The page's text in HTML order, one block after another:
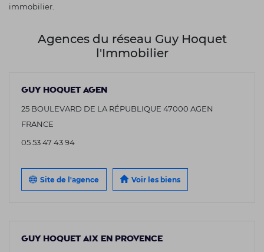
immobilier.
Agences du réseau Guy Hoquet
l'Immobilier
GUY HOQUET AGEN
25 BOULEVARD DE LA RÉPUBLIQUE 47000 AGEN
FRANCE
05 53 47 43 94
Site de l'agence Voir les biens
GUY HOQUET AIX EN PROVENCE